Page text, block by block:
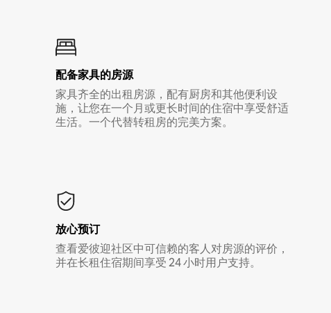
配备家具的房源
家具齐全的出租房源，配有厨房和其他便利设
施，让您在一个月或更长时间的住宿中享受舒适
生活。一个代替转租房的完美方案。
放心预订
查看爱彼迎社区中可信赖的客人对房源的评价，
并在长租住宿期间享受 24 小时用户支持。